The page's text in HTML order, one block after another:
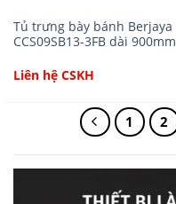
Tủ trưng bày bánh Berjaya
CCS09SB13-3FB dài 900mm
Liên hệ CSKH
1 2